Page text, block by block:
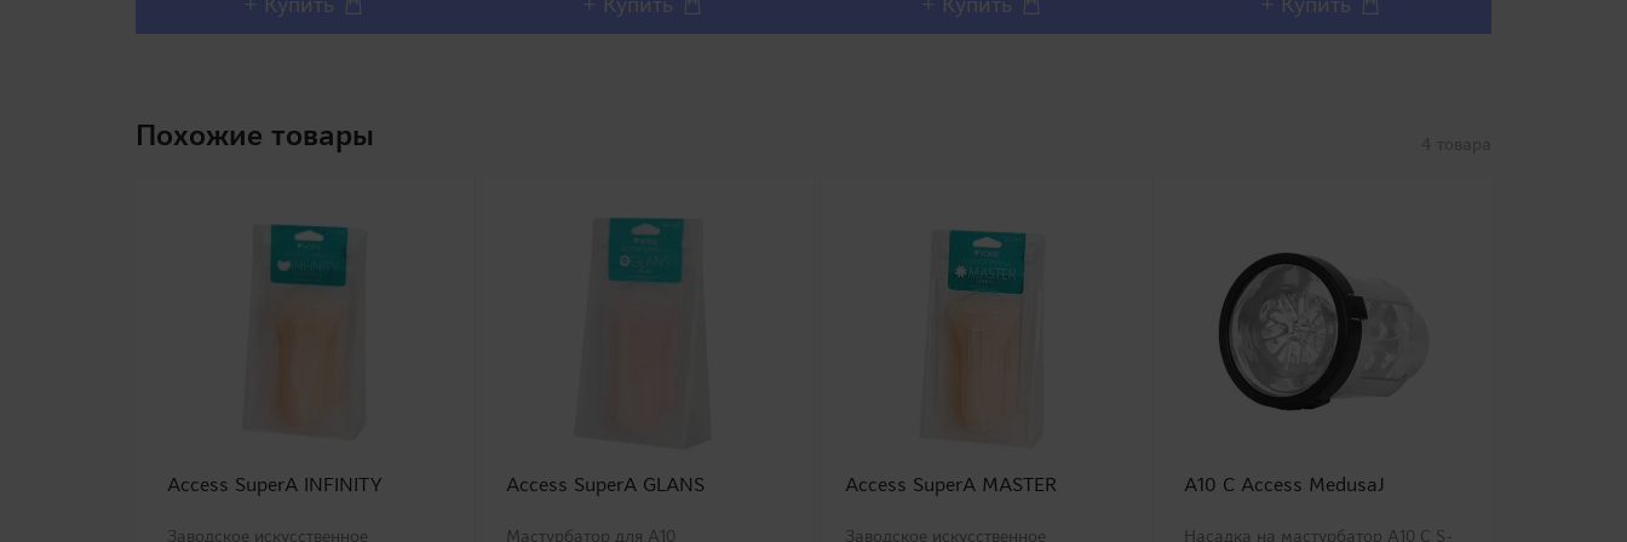
Похожие товары 4 товара
Access SuperA INFINITY
Заводское искусственное
Access SuperA GLANS
Мастурбатор для A10
Access SuperA MASTER
Заводское искусственное
A10 C Access MedusaJ
Насадка на мастурбатор A10 C S-